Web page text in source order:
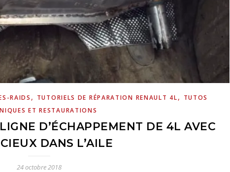
RAIDS , TUTORIELS DE RÉPARATION RENAULT 4L, TUTOS
ET RESTAURATIONS
D’ÉCHAPPEMENT DE 4L AVEC
DANS L’AILE
24 octobre 2018